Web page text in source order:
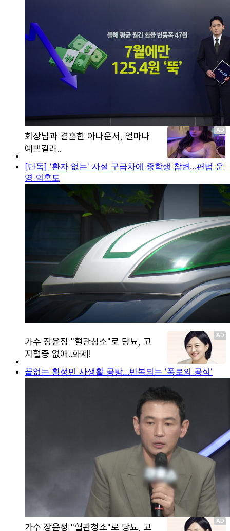
[단독] '환자 없는' 사설 구급차에 중학생 참변…편법 운
영 의혹도
끝없는 황정민 사생활 공방…반복되는 '폭로의 공식'